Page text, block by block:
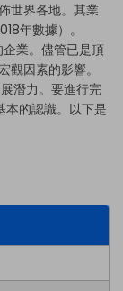
世界各地。其業
年數據）。
業。儘管已是頂
觀因素的影響。
潛力。要進行完
本的認識。以下是